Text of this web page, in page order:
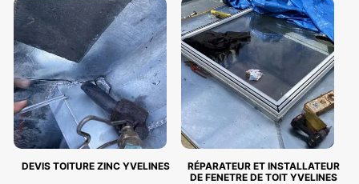
DEVIS TOITURE ZINC YVELINES
RÉPARATEUR ET INSTALLATEUR
DE FENETRE DE TOIT YVELINES